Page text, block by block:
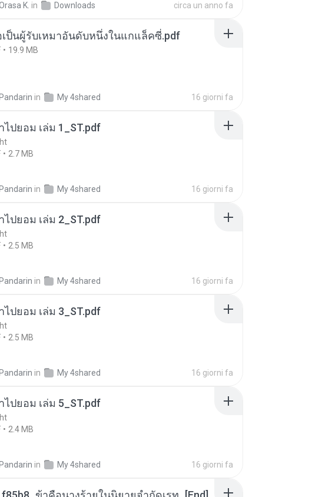
K. in Downloads circa un anno fa
เป็นผู้รับเหมาอันดับหนึ่งในแกแล็คซี่.pdf
19.9 MB
Pandarin in My 4shared 16 giorni fa
ไปยอม เล่ม 1_ST.pdf
2.7 MB
Pandarin in My 4shared 16 giorni fa
ไปยอม เล่ม 2_ST.pdf
2.5 MB
Pandarin in My 4shared 16 giorni fa
ไปยอม เล่ม 3_ST.pdf
2.5 MB
Pandarin in My 4shared 16 giorni fa
ไปยอม เล่ม 5_ST.pdf
2.4 MB
Pandarin in My 4shared 16 giorni fa